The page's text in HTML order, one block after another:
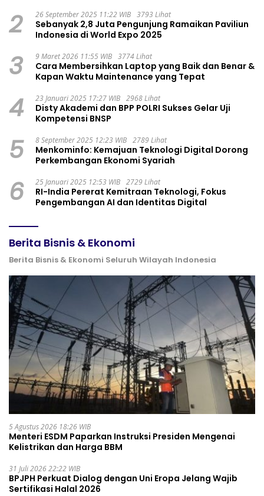
2 26 September 2025 11:22 WIB 3793 Lihat
Sebanyak 2,8 Juta Pengunjung Ramaikan Paviliun
Indonesia di World Expo 2025
3 9 Maret 2026 11:55 WIB 3774 Lihat
Cara Membersihkan Laptop yang Baik dan Benar &
Kapan Waktu Maintenance yang Tepat
4 23 Januari 2025 17:27 WIB 2968 Lihat
Disty Akademi dan BPP POLRI Sukses Gelar Uji
Kompetensi BNSP
5 8 September 2025 12:23 WIB 2789 Lihat
Menkominfo: Kemajuan Teknologi Digital Dorong
Perkembangan Ekonomi Syariah
6 25 Januari 2025 12:53 WIB 2729 Lihat
RI-India Pererat Kemitraan Teknologi, Fokus
Pengembangan AI dan Identitas Digital
Berita Bisnis & Ekonomi
Berita Bisnis & Ekonomi Seluruh Wilayah Indonesia
5 Agustus 2026 18:26 WIB
Menteri ESDM Paparkan Instruksi Presiden Mengenai
Kelistrikan dan Harga BBM
31 Juli 2026 22:22 WIB
BPJPH Perkuat Dialog dengan Uni Eropa Jelang Wajib
Sertifikasi Halal 2026